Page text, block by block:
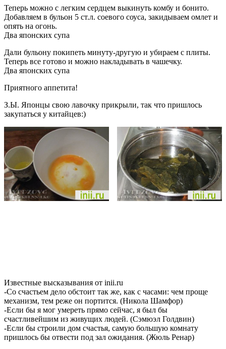
Теперь можно с легким сердцем выкинуть комбу и бонито.
Добавляем в бульон 5 ст.л. соевого соуса, закидываем омлет и
опять на огонь.
Два японских супа
Дали бульону покипеть минуту-другую и убираем с плиты.
Теперь все готово и можно накладывать в чашечку.
Два японских супа
Приятного аппетита!
З.Ы. Японцы свою лавочку прикрыли, так что пришлось
закупаться у китайцев:)
Известные высказывания от inii.ru
-Со счастьем дело обстоит так же, как с часами: чем проще
механизм, тем реже он портится. (Никола Шамфор)
-Если бы я мог умереть прямо сейчас, я был бы
счастливейшим из живущих людей. (Сэмюэл Голдвин)
-Если бы строили дом счастья, самую большую комнату
пришлось бы отвести под зал ожидания. (Жюль Ренар)